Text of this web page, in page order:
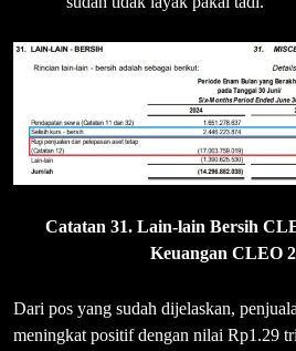
Catatan 31. Lain-lain Bersih
Keuangan CLEO
Dari pos yang sudah dijelaskan,
meningkat positif dengan nilai Rp1.29